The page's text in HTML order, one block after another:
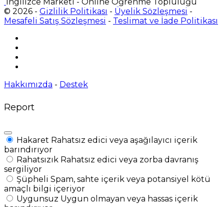
© 2026 - Gizlilik Politikası - Üyelik Sözleşmesi -
Mesafeli Satış Sözleşmesi - Teslimat ve İade Politikası
Hakkımızda - Destek
Report
Hakaret Rahatsız edici veya aşağılayıcı içerik
barındırıyor
Rahatsızık Rahatsız edici veya zorba davranış
sergiliyor
Şüpheli Spam, sahte içerik veya potansiyel kötü
amaçlı bilgi içeriyor
Uygunsuz Uygun olmayan veya hassas içerik